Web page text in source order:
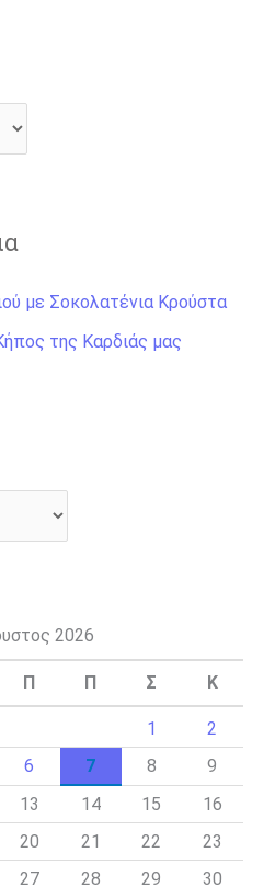
με Σοκολατένια Κρούστα
της Καρδιάς μας
2026
Π Π Σ Κ
1
2
6 7 8
9
13 14 15
16
20 21 22
23
27 28 29 30